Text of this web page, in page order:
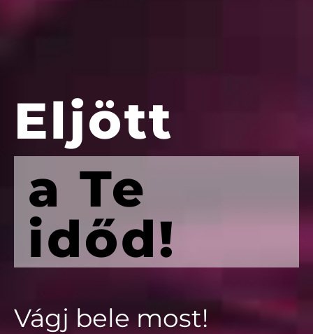
Eljött
a Te
időd!
Vágj bele most!